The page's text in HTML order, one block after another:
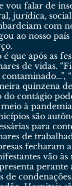
vou falar de
jurídica,
com
ao nosso
é que após as
de vidas.
contaminado...”,
quinzena de
do contágio
à
são
para
de
fecharam
vão
de